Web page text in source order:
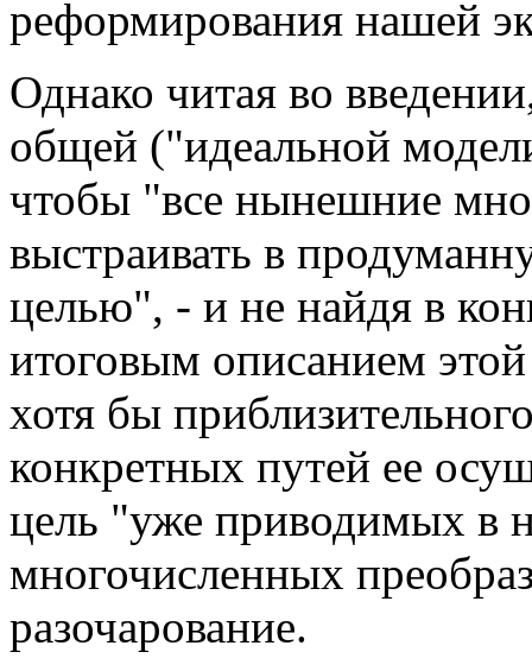
реформирования нашей
Однако читая во
общей ("идеальной
чтобы "все нынешние
выстраивать в
целью", - и не найдя в
итоговым описанием
хотя бы
конкретных путей ее
цель "уже приводимых в
многочисленных
разочарование.